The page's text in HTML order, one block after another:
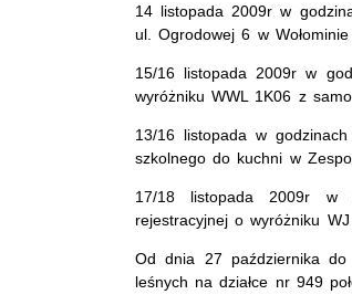
14 listopada 2009r w
ul. Ogrodowej 6 w Wołominie
15/16 listopada 2009r w
wyróżniku WWL 1K06 z
13/16 listopada w
szkolnego do kuchni w
17/18 listopada 2009r w
rejestracyjnej o wyróżniku
Od dnia 27 października
leśnych na działce nr 949